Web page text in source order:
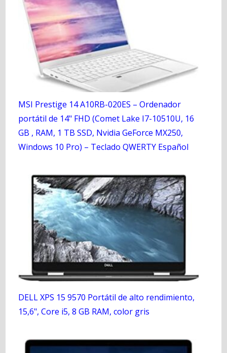
MSI Prestige 14 A10RB-020ES – Ordenador
portátil de 14" FHD (Comet Lake I7-10510U, 16
GB , RAM, 1 TB SSD, Nvidia GeForce MX250,
Windows 10 Pro) – Teclado QWERTY Español
DELL XPS 15 9570 Portátil de alto rendimiento,
15,6", Core i5, 8 GB RAM, color gris